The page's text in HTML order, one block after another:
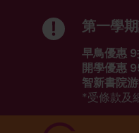
第一學
早鳥優惠
開學優惠
智新書院
*受條款及